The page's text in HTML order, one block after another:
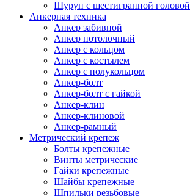
Шуруп с шестигранной головой
Анкерная техника
Анкер забивной
Анкер потолочный
Анкер с кольцом
Анкер с костылем
Анкер с полукольцом
Анкер-болт
Анкер-болт с гайкой
Анкер-клин
Анкер-клиновой
Анкер-рамный
Метрический крепеж
Болты крепежные
Винты метрические
Гайки крепежные
Шайбы крепежные
Шпильки резьбовые